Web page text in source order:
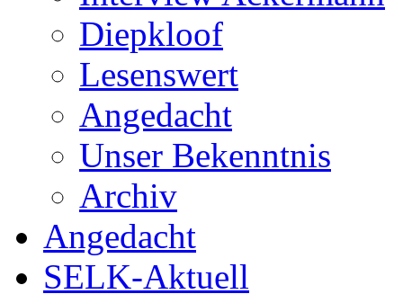
Diepkloof
Lesenswert
Angedacht
Unser Bekenntnis
Archiv
Angedacht
SELK-Aktuell